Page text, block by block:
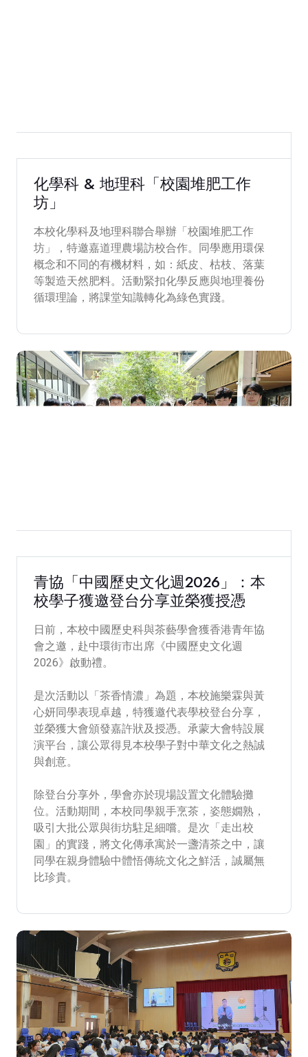
化學科 & 地理科「校園堆肥工作
坊」
本校化學科及地理科聯合舉辦「校園堆肥工作
坊」，特邀嘉道理農場訪校合作。同學應用環保
概念和不同的有機材料，如：紙皮、枯枝、落葉
等製造天然肥料。活動緊扣化學反應與地理養份
循環理論，將課堂知識轉化為綠色實踐。
青協「中國歷史文化週2026」：本
校學子獲邀登台分享並榮獲授憑
日前，本校中國歷史科與茶藝學會獲香港青年協
會之邀，赴中環街市出席《中國歷史文化週
2026》啟動禮。
是次活動以「茶香情濃」為題，本校施樂霖與黃
心妍同學表現卓越，特獲邀代表學校登台分享，
並榮獲大會頒發嘉許狀及授憑。承蒙大會特設展
演平台，讓公眾得見本校學子對中華文化之熱誠
與創意。
除登台分享外，學會亦於現場設置文化體驗攤
位。活動期間，本校同學親手烹茶，姿態嫺熟，
吸引大批公眾與街坊駐足細嚐。是次「走出校
園」的實踐，將文化傳承寓於一盞清茶之中，讓
同學在親身體驗中體悟傳統文化之鮮活，誠屬無
比珍貴。